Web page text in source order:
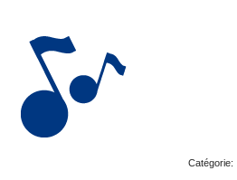
Catégorie: